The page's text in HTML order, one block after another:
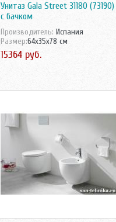
Унитаз Gala Street 31180 (73190)
с бачком
Производитель: Испания
Размер:64x35x78 см
15364 руб.